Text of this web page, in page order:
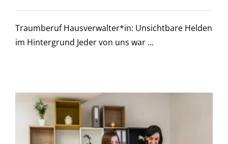
Traumberuf Hausverwalter*in: Unsichtbare Helden
im Hintergrund Jeder von uns war ...